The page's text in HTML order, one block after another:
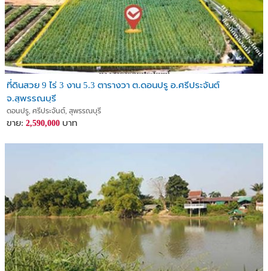
ที่ดินสวย 9 ไร่ 3 งาน 5.3 ตารางวา ต.ดอนปรู อ.ศรีประจันต์
จ.สุพรรณบุรี
ดอนปรู, ศรีประจันต์, สุพรรณบุรี
ขาย: 2,590,000 บาท